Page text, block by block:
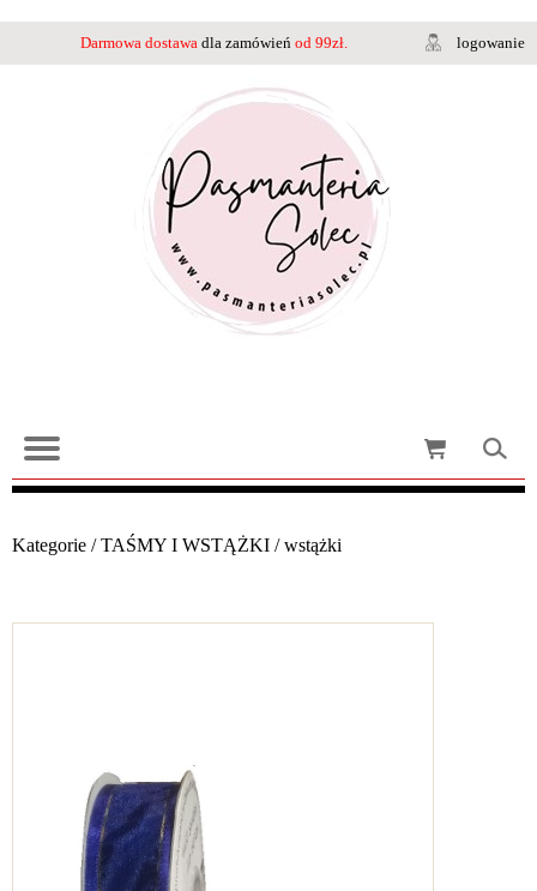
Darmowa dostawa dla zamówień od 99zł. logowanie
Kategorie /TAŚMY I WSTĄŻKI /wstążki